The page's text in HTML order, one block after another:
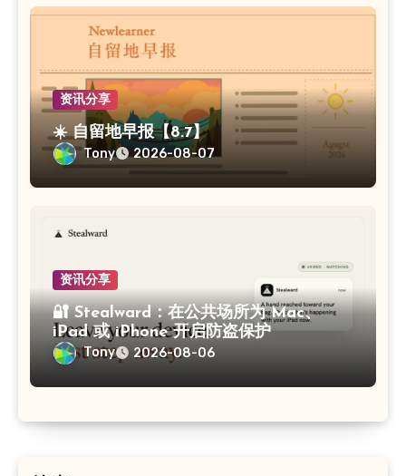
资讯分享
☀️ 自留地早报【8.7】
Tony 2026-08-07
资讯分享
🔐 Stealward：在公共场所为 Mac、
iPad 或 iPhone 开启防盗保护
Tony 2026-08-06